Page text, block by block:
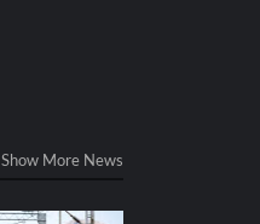
Show More News